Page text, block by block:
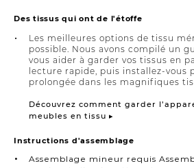
Des tissus qui ont de l'étoffe
Les meilleures options de tissu
possible. Nous avons compilé un
vous aider à garder vos tissus en
lecture rapide, puis installez-vous
prolongée dans les magnifiques
Découvrez comment garder
meubles en tissu ▸
Instructions d'assemblage
Assemblage mineur requis